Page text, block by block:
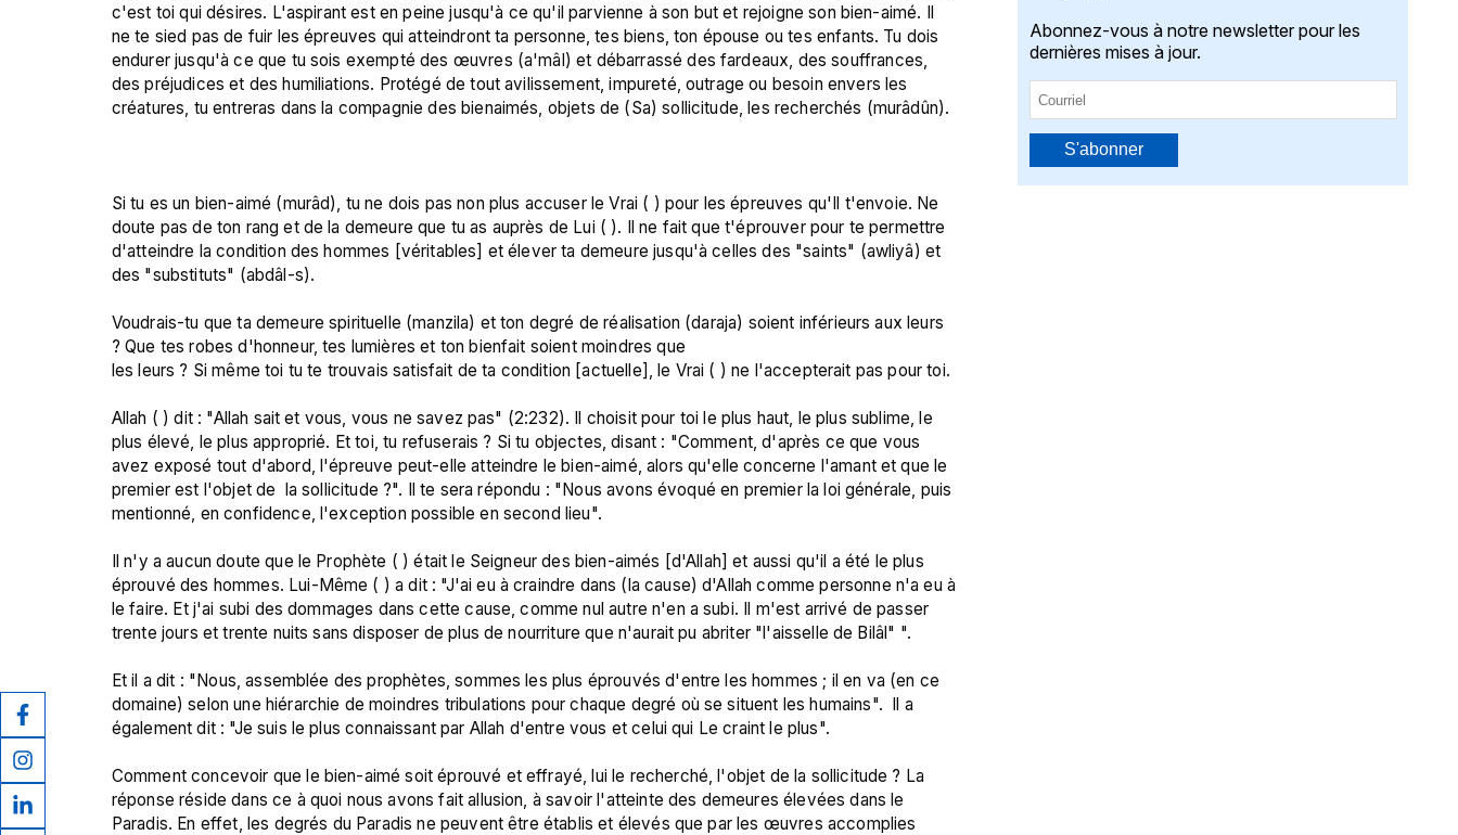
c'est toi qui désires. L'aspirant est en peine jusqu'à ce qu'il parvienne à son but et rejoigne son bien-aimé. Il
ne te sied pas de fuir les épreuves qui atteindront ta personne, tes biens, ton épouse ou tes enfants. Tu dois
endurer jusqu'à ce que tu sois exempté des œuvres (a'mâl) et débarrassé des fardeaux, des souffrances,
des préjudices et des humiliations. Protégé de tout avilissement, impureté, outrage ou besoin envers les
créatures, tu entreras dans la compagnie des bienaimés, objets de (Sa) sollicitude, les recherchés (murâdûn).
Si tu es un bien-aimé (murâd), tu ne dois pas non plus accuser le Vrai ( ) pour les épreuves qu'Il t'envoie. Ne
doute pas de ton rang et de la demeure que tu as auprès de Lui ( ). Il ne fait que t'éprouver pour te permettre
d'atteindre la condition des hommes [véritables] et élever ta demeure jusqu'à celles des "saints" (awliyâ) et
des "substituts" (abdâl-s).
Voudrais-tu que ta demeure spirituelle (manzila) et ton degré de réalisation (daraja) soient inférieurs aux leurs
? Que tes robes d'honneur, tes lumières et ton bienfait soient moindres que
les leurs ? Si même toi tu te trouvais satisfait de ta condition [actuelle], le Vrai ( ) ne l'accepterait pas pour toi.
Allah ( ) dit : "Allah sait et vous, vous ne savez pas" (2:232). Il choisit pour toi le plus haut, le plus sublime, le
plus élevé, le plus approprié. Et toi, tu refuserais ? Si tu objectes, disant : "Comment, d'après ce que vous
avez exposé tout d'abord, l'épreuve peut-elle atteindre le bien-aimé, alors qu'elle concerne l'amant et que le
premier est l'objet de  la sollicitude ?". Il te sera répondu : "Nous avons évoqué en premier la loi générale, puis
mentionné, en confidence, l'exception possible en second lieu".
Il n'y a aucun doute que le Prophète ( ) était le Seigneur des bien-aimés [d'Allah] et aussi qu'il a été le plus
éprouvé des hommes. Lui-Même ( ) a dit : "J'ai eu à craindre dans (la cause) d'Allah comme personne n'a eu à
le faire. Et j'ai subi des dommages dans cette cause, comme nul autre n'en a subi. Il m'est arrivé de passer
trente jours et trente nuits sans disposer de plus de nourriture que n'aurait pu abriter "l'aisselle de Bilâl" ".
Et il a dit : "Nous, assemblée des prophètes, sommes les plus éprouvés d'entre les hommes ; il en va (en ce
domaine) selon une hiérarchie de moindres tribulations pour chaque degré où se situent les humains".  Il a
également dit : "Je suis le plus connaissant par Allah d'entre vous et celui qui Le craint le plus".
Comment concevoir que le bien-aimé soit éprouvé et effrayé, lui le recherché, l'objet de la sollicitude ? La
réponse réside dans ce à quoi nous avons fait allusion, à savoir l'atteinte des demeures élevées dans le
Paradis. En effet, les degrés du Paradis ne peuvent être établis et élevés que par les œuvres accomplies
Abonnez-vous à notre newsletter pour les
dernières mises à jour.
S'abonner